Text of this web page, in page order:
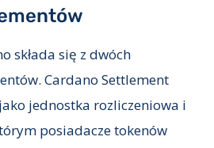
składa się z dwóch
Cardano Settlement
jako jednostka rozliczeniowa i
posiadacze tokenów